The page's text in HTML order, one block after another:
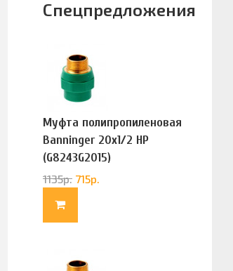
Спецпредложения
Муфта полипропиленовая
Banninger 20х1/2 НР
(G8243G2015)
1135р. 715р.